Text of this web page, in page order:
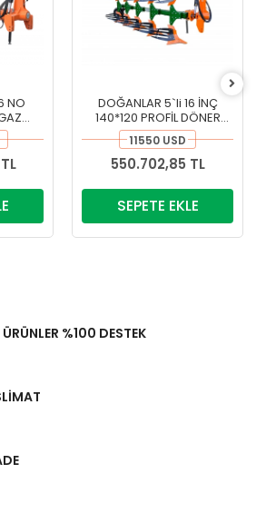
NO
DOĞANLAR 5`li 16 İNÇ
140*120 PROFİL DÖNER
KULAKLI PİMKESEN PULLUK
11550 USD
550.702,85 TL
SEPETE EKLE
%100 DESTEK